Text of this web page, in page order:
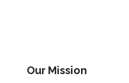
Our Mission